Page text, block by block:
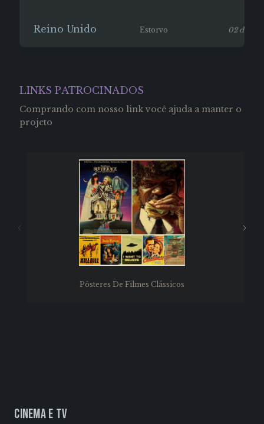
Reino Unido Estorvo 02 de
LINKS PATROCINADOS
Comprando com nosso link você ajuda a manter o
projeto
Pôsteres De Filmes Clássicos
Cinema e TV